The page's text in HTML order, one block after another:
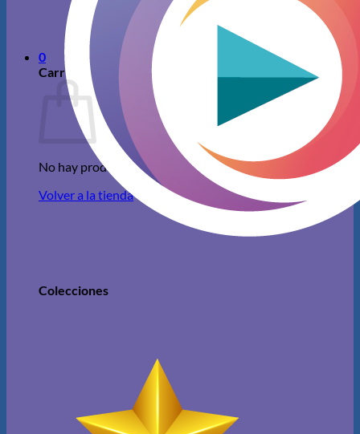
Volver a la tienda
0
Carrito
No hay productos en el carrito.
Volver a la tienda
Colecciones